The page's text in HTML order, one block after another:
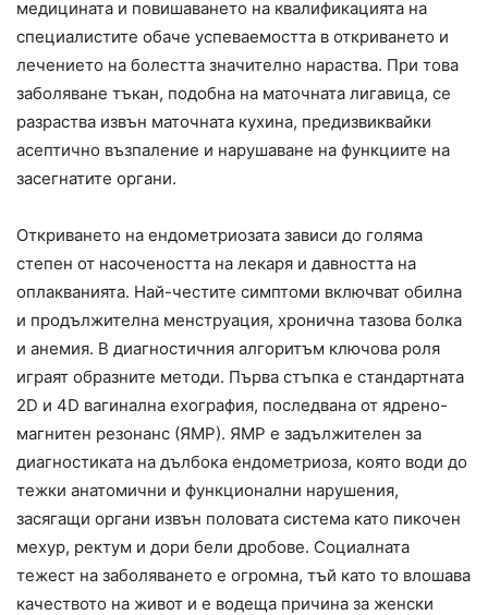
медицината и повишаването на квалификацията на
специалистите обаче успеваемостта в откриването и
лечението на болестта значително нараства. При това
заболяване тъкан, подобна на маточната лигавица, се
разраства извън маточната кухина, предизвиквайки
асептично възпаление и нарушаване на функциите на
засегнатите органи.
Откриването на ендометриозата зависи до голяма
степен от насочеността на лекаря и давността на
оплакванията. Най-честите симптоми включват обилна
и продължителна менструация, хронична тазова болка
и анемия. В диагностичния алгоритъм ключова роля
играят образните методи. Първа стъпка е стандартната
2D и 4D вагинална ехография, последвана от ядрено-
магнитен резонанс (ЯМР). ЯМР е задължителен за
диагностиката на дълбока ендометриоза, която води до
тежки анатомични и функционални нарушения,
засягащи органи извън половата система като пикочен
мехур, ректум и дори бели дробове. Социалната
тежест на заболяването е огромна, тъй като то влошава
качеството на живот и е водеща причина за женски